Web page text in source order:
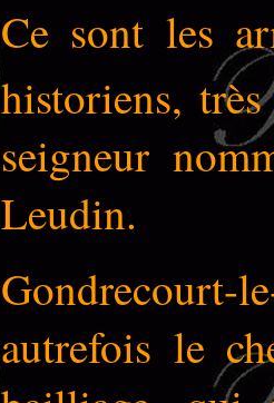
Ce sont les
historiens,
seigneur
Leudin.
autrefois le